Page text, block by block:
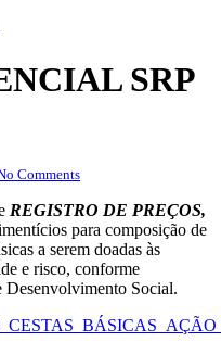
SRP
Comments
REGISTRO DE PREÇOS,
para composição de
a serem doadas às
e risco, conforme
Desenvolvimento Social.